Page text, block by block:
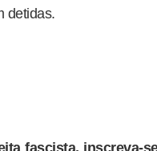
detidas.
fascista, inscreva-